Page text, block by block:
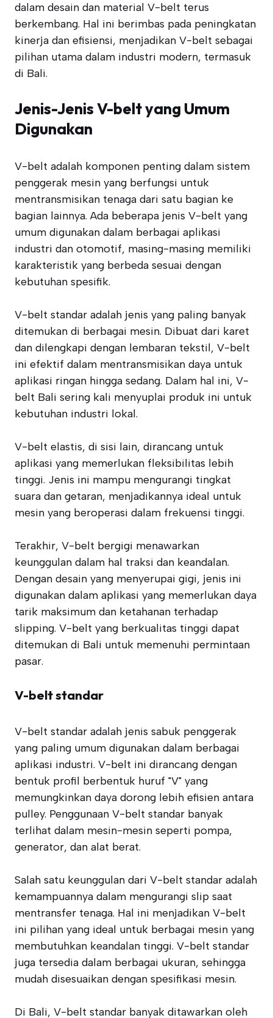
dalam desain dan material V-belt terus
berkembang. Hal ini berimbas pada peningkatan
kinerja dan efisiensi, menjadikan V-belt sebagai
pilihan utama dalam industri modern, termasuk
di Bali.
Jenis-Jenis V-belt yang Umum
Digunakan
V-belt adalah komponen penting dalam sistem
penggerak mesin yang berfungsi untuk
mentransmisikan tenaga dari satu bagian ke
bagian lainnya. Ada beberapa jenis V-belt yang
umum digunakan dalam berbagai aplikasi
industri dan otomotif, masing-masing memiliki
karakteristik yang berbeda sesuai dengan
kebutuhan spesifik.
V-belt standar adalah jenis yang paling banyak
ditemukan di berbagai mesin. Dibuat dari karet
dan dilengkapi dengan lembaran tekstil, V-belt
ini efektif dalam mentransmisikan daya untuk
aplikasi ringan hingga sedang. Dalam hal ini, V-
belt Bali sering kali menyuplai produk ini untuk
kebutuhan industri lokal.
V-belt elastis, di sisi lain, dirancang untuk
aplikasi yang memerlukan fleksibilitas lebih
tinggi. Jenis ini mampu mengurangi tingkat
suara dan getaran, menjadikannya ideal untuk
mesin yang beroperasi dalam frekuensi tinggi.
Terakhir, V-belt bergigi menawarkan
keunggulan dalam hal traksi dan keandalan.
Dengan desain yang menyerupai gigi, jenis ini
digunakan dalam aplikasi yang memerlukan daya
tarik maksimum dan ketahanan terhadap
slipping. V-belt yang berkualitas tinggi dapat
ditemukan di Bali untuk memenuhi permintaan
pasar.
V-belt standar
V-belt standar adalah jenis sabuk penggerak
yang paling umum digunakan dalam berbagai
aplikasi industri. V-belt ini dirancang dengan
bentuk profil berbentuk huruf "V" yang
memungkinkan daya dorong lebih efisien antara
pulley. Penggunaan V-belt standar banyak
terlihat dalam mesin-mesin seperti pompa,
generator, dan alat berat.
Salah satu keunggulan dari V-belt standar adalah
kemampuannya dalam mengurangi slip saat
mentransfer tenaga. Hal ini menjadikan V-belt
ini pilihan yang ideal untuk berbagai mesin yang
membutuhkan keandalan tinggi. V-belt standar
juga tersedia dalam berbagai ukuran, sehingga
mudah disesuaikan dengan spesifikasi mesin.
Di Bali, V-belt standar banyak ditawarkan oleh